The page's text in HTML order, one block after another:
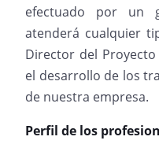
efectuado por un
atenderá cualquier
Director del
el desarrollo de los
de nuestra empresa.
Perfil de los